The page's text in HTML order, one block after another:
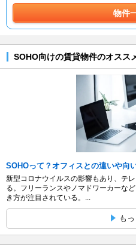
物件
SOHO向けの賃貸物件のオスス
SOHOって？オフィスとの違いや向
新型コロナウイルスの影響もあり、テ
る。フリーランスやノマドワーカーな
き方が注目されている。...
も